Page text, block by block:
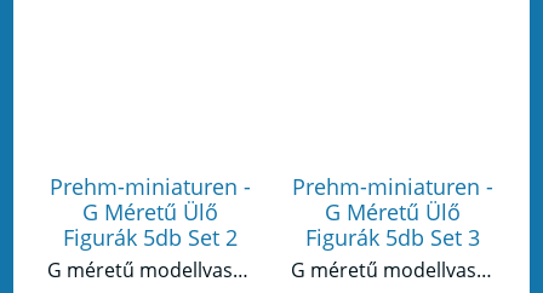
Prehm-miniaturen -
G Méretű Ülő
Figurák 5db Set 2
G méretű modellvasúthoz készült figura készlet.
Prehm-miniaturen -
G Méretű Ülő
Figurák 5db Set 3
G méretű modellvasúthoz készült figura készlet.